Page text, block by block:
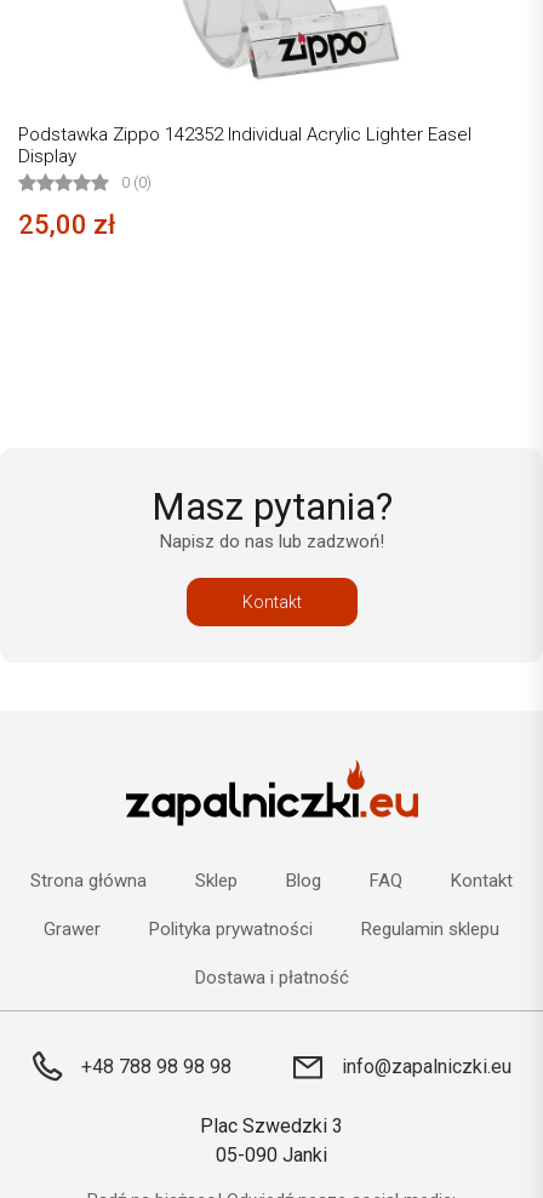
Podstawka Zippo 142352 Individual Acrylic Lighter Easel
Display
0 (0)
25,00 zł
Masz pytania?
Napisz do nas lub zadzwoń!
Kontakt
Strona główna Sklep Blog FAQ Kontakt
Grawer Polityka prywatności Regulamin sklepu
Dostawa i płatność
+48 788 98 98 98 info@zapalniczki.eu
Plac Szwedzki 3
05-090 Janki